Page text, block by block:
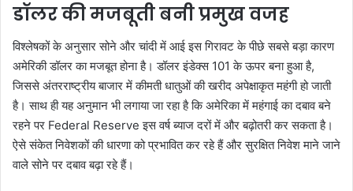
डॉलर की मजबूती बनी प्रमुख वजह
विश्लेषकों के अनुसार सोने और चांदी में आई इस गिरावट के पीछे सबसे बड़ा कारण
अमेरिकी डॉलर का मजबूत होना है। डॉलर इंडेक्स 101 के ऊपर बना हुआ है,
जिससे अंतरराष्ट्रीय बाजार में कीमती धातुओं की खरीद अपेक्षाकृत महंगी हो जाती
है। साथ ही यह अनुमान भी लगाया जा रहा है कि अमेरिका में महंगाई का दबाव बने
रहने पर Federal Reserve इस वर्ष ब्याज दरों में और बढ़ोतरी कर सकता है।
ऐसे संकेत निवेशकों की धारणा को प्रभावित कर रहे हैं और सुरक्षित निवेश माने जाने
वाले सोने पर दबाव बढ़ा रहे हैं।